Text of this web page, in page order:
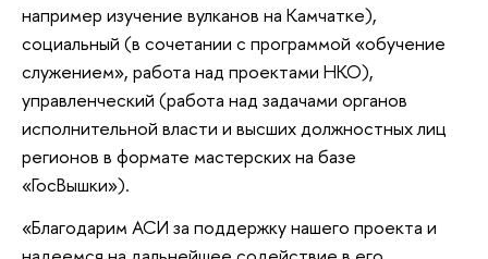
например изучение вулканов на Камчатке),
социальный (в сочетании с программой «обучение
служением», работа над проектами НКО),
управленческий (работа над задачами органов
исполнительной власти и высших должностных лиц
регионов в формате мастерских на базе
«ГосВышки»).
«Благодарим АСИ за поддержку нашего проекта и